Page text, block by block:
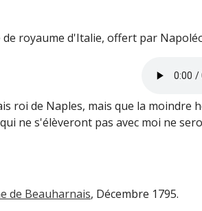
royaume d'Italie, offert par
roi de Naples, mais que la
ne s'élèveront pas avec moi ne
de Beauharnais, Décembre 1795.